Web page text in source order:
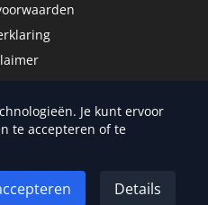
Je kunt ervoor
te accepteren of te
Details